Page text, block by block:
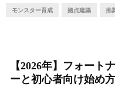
モンスター育成 拠点建築 推
【2026年】フォート
ーと初心者向け始め